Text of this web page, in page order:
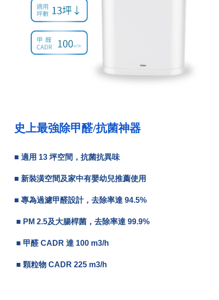
史上最強除甲醛/抗菌神器
■ 適用 13 坪空間，抗菌抗異味
■ 新裝潢空間及家中有嬰幼兒推薦使用
■ 專為過濾甲醛設計，去除率達 94.5%
■ PM 2.5及大腸桿菌，去除率達 99.9%
■ 甲醛 CADR 達 100 m3/h
■ 顆粒物 CADR 225 m3/h